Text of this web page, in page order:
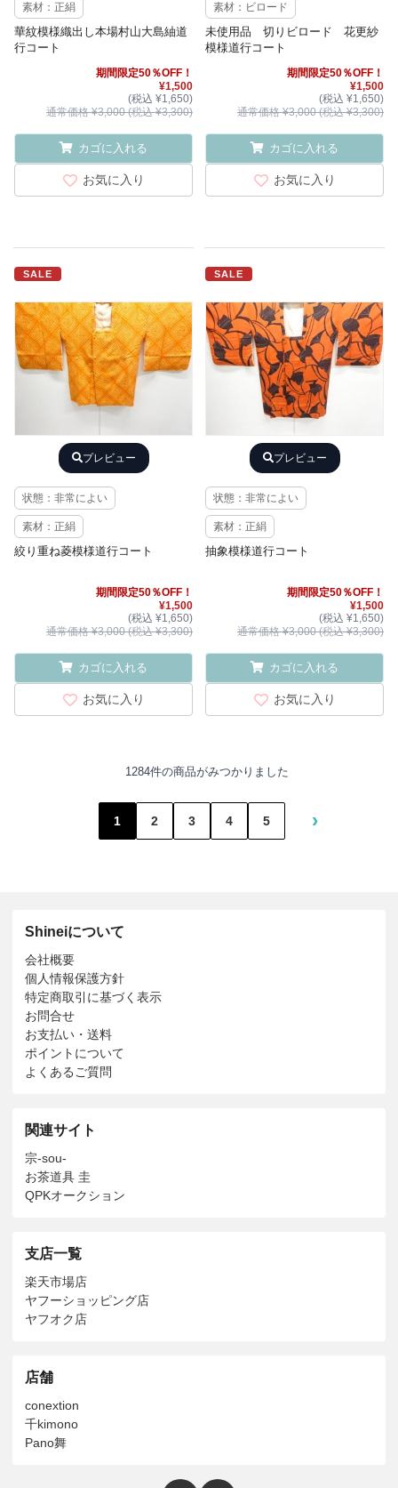
素材：正絹
華紋模様織出し本場村山大島紬道
行コート
期間限定50％OFF！
¥1,500
(税込 ¥1,650)
通常価格 ¥3,000 (税込 ¥3,300)
カゴに入れる
お気に入り
素材：ビロード
未使用品 切りビロード 花更紗
模様道行コート
期間限定50％OFF！
¥1,500
(税込 ¥1,650)
通常価格 ¥3,000 (税込 ¥3,300)
カゴに入れる
お気に入り
SALE
プレビュー
状態：非常によい
素材：正絹
絞り重ね菱模様道行コート
期間限定50％OFF！
¥1,500
(税込 ¥1,650)
通常価格 ¥3,000 (税込 ¥3,300)
カゴに入れる
お気に入り
SALE
プレビュー
状態：非常によい
素材：正絹
抽象模様道行コート
期間限定50％OFF！
¥1,500
(税込 ¥1,650)
通常価格 ¥3,000 (税込 ¥3,300)
カゴに入れる
お気に入り
1284件の商品がみつかりました
1 2 3 4 5 ›
Shineiについて
会社概要
個人情報保護方針
特定商取引に基づく表示
お問合せ
お支払い・送料
ポイントについて
よくあるご質問
関連サイト
宗-sou-
お茶道具 圭
QPKオークション
支店一覧
楽天市場店
ヤフーショッピング店
ヤフオク店
店舗
conextion
千kimono
Pano舞